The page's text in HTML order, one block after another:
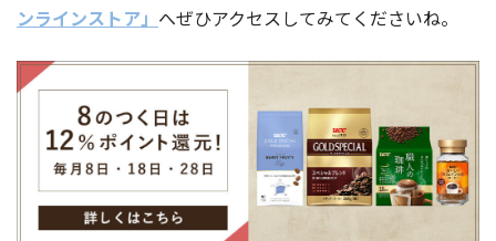
ンラインストア」 へぜひアクセスしてみてくださいね。